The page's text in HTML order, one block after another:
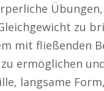
zu
mit fließenden
ermöglichen
langsame